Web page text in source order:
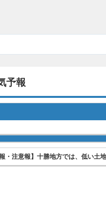
予報
・注意報】十勝地方では、低い土